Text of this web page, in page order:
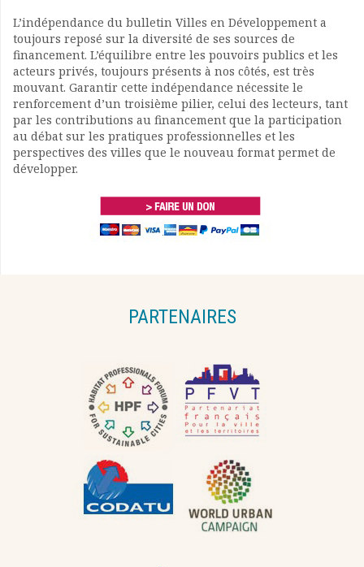
L’indépendance du bulletin Villes en Développement a
toujours reposé sur la diversité de ses sources de
financement. L’équilibre entre les pouvoirs publics et les
acteurs privés, toujours présents à nos côtés, est très
mouvant. Garantir cette indépendance nécessite le
renforcement d’un troisième pilier, celui des lecteurs, tant
par les contributions au financement que la participation
au débat sur les pratiques professionnelles et les
perspectives des villes que le nouveau format permet de
développer.
PARTENAIRES